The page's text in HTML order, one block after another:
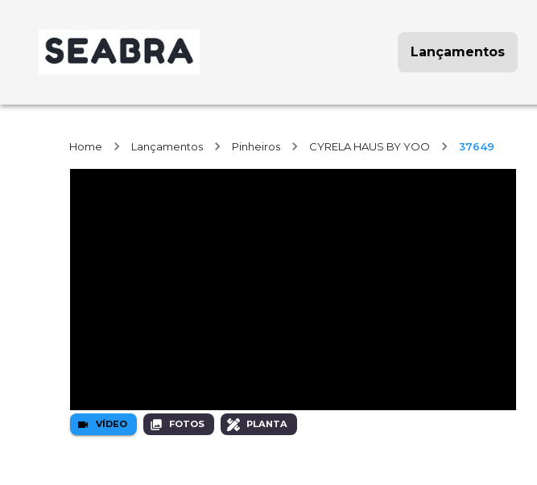
Lançamentos
Home Lançamentos Pinheiros CYRELA HAUS BY YOO 37649
VÍDEO FOTOS PLANTA